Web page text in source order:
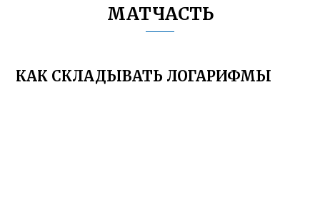
МАТЧАСТЬ
КАК СКЛАДЫВАТЬ ЛОГАРИФМЫ